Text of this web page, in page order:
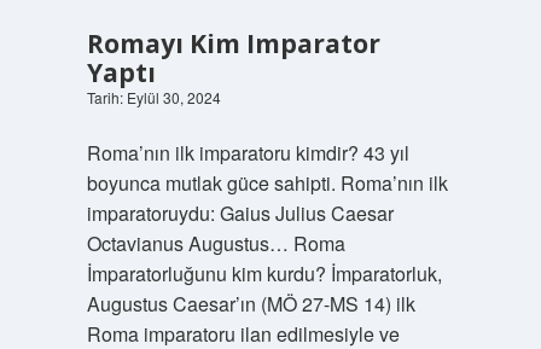
Romayı Kim Imparator
Yaptı
Tarih: Eylül 30, 2024
Roma’nın ilk imparatoru kimdir? 43 yıl
boyunca mutlak güce sahipti. Roma’nın ilk
imparatoruydu: Gaius Julius Caesar
Octavianus Augustus… Roma
İmparatorluğunu kim kurdu? İmparatorluk,
Augustus Caesar’ın (MÖ 27-MS 14) ilk
Roma imparatoru ilan edilmesiyle ve